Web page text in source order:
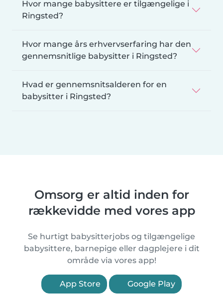
Hvor mange babysittere er tilgængelige i
Ringsted?
Hvor mange års erhvervserfaring har den
gennemsnitlige babysitter i Ringsted?
Hvad er gennemsnitsalderen for en
babysitter i Ringsted?
Omsorg er altid inden for
rækkevidde med vores app
Se hurtigt babysitterjobs og tilgængelige
babysittere, barnepige eller dagplejere i dit
område via vores app!
App Store Google Play